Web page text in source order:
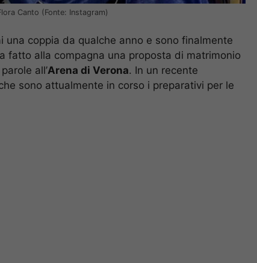
Canto (Fonte: Instagram)
una coppia da qualche anno e sono finalmente
fatto alla compagna una proposta di matrimonio
all’Arena di Verona. In un recente
sono attualmente in corso i preparativi per le